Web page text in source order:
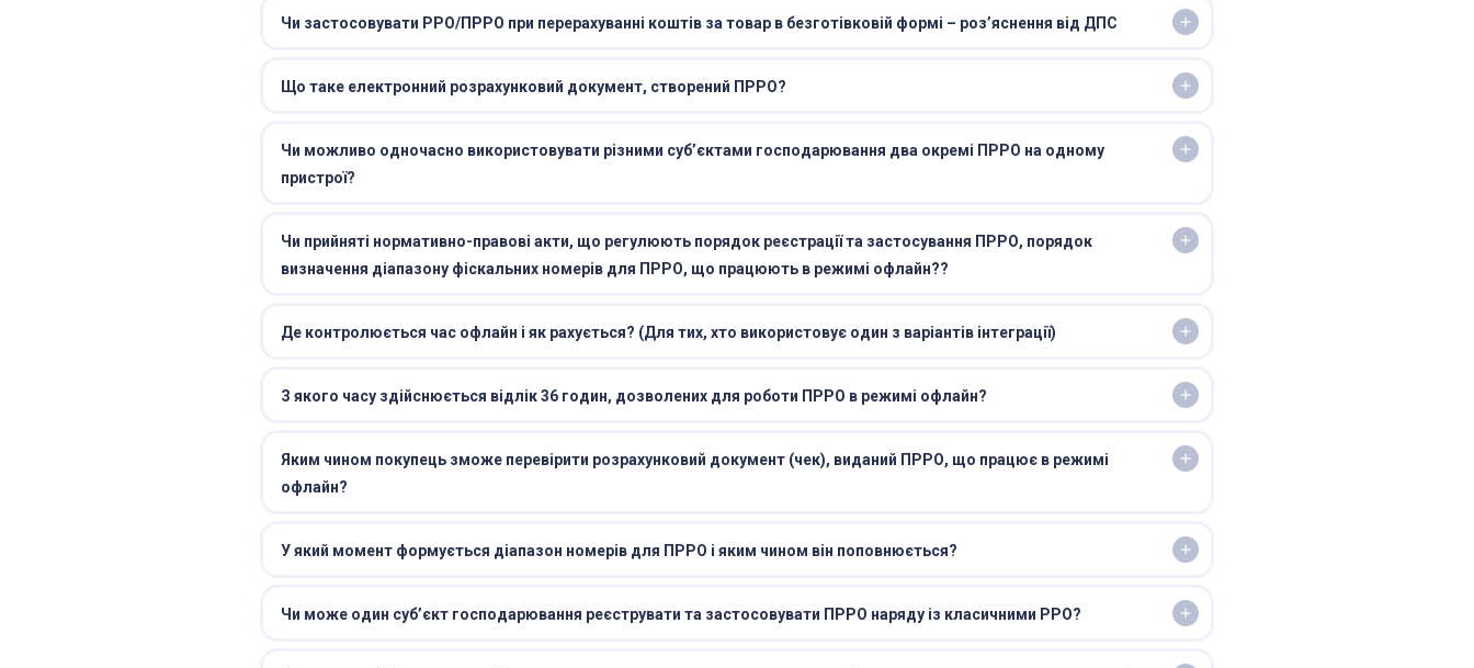
Чи застосовувати РРО/ПРРО при перерахуванні коштів за товар в безготівковій формі – роз’яснення від ДПС
Що таке електронний розрахунковий документ, створений ПРРО?
Чи можливо одночасно використовувати різними суб’єктами господарювання два окремі ПРРО на одному
пристрої?
Чи прийняті нормативно-правові акти, що регулюють порядок реєстрації та застосування ПРРО, порядок
визначення діапазону фіскальних номерів для ПРРО, що працюють в режимі офлайн??
Де контролюється час офлайн і як рахується? (Для тих, хто використовує один з варіантів інтеграції)
З якого часу здійснюється відлік 36 годин, дозволених для роботи ПРРО в режимі офлайн?
Яким чином покупець зможе перевірити розрахунковий документ (чек), виданий ПРРО, що працює в режимі
офлайн?
У який момент формується діапазон номерів для ПРРО і яким чином він поповнюється?
Чи може один суб’єкт господарювання реєструвати та застосовувати ПРРО наряду із класичними РРО?